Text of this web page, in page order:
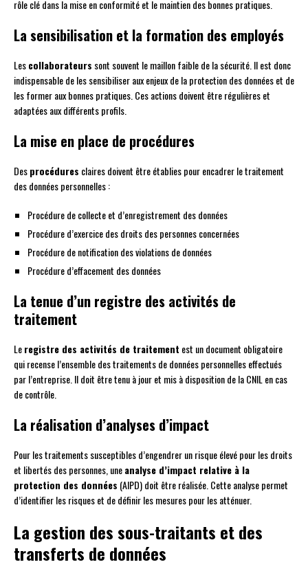
rôle clé dans la mise en conformité et le maintien des bonnes pratiques.
La sensibilisation et la formation des employés
Lescollaborateurs sont souvent le maillon faible de la sécurité. Il est donc
indispensable de les sensibiliser aux enjeux de la protection des données et de
les former aux bonnes pratiques. Ces actions doivent être régulières et
adaptées aux différents profils.
La mise en place de procédures
Desprocédures claires doivent être établies pour encadrer le traitement
des données personnelles :
Procédure de collecte et d’enregistrement des données
Procédure d’exercice des droits des personnes concernées
Procédure de notification des violations de données
Procédure d’effacement des données
La tenue d’un registre des activités de
traitement
Leregistre des activités de traitement est un document obligatoire
qui recense l’ensemble des traitements de données personnelles effectués
par l’entreprise. Il doit être tenu à jour et mis à disposition de la CNIL en cas
de contrôle.
La réalisation d’analyses d’impact
Pour les traitements susceptibles d’engendrer un risque élevé pour les droits
et libertés des personnes, uneanalyse d’impact relative à la
protection des données (AIPD) doit être réalisée. Cette analyse permet
d’identifier les risques et de définir les mesures pour les atténuer.
La gestion des sous-traitants et des
transferts de données